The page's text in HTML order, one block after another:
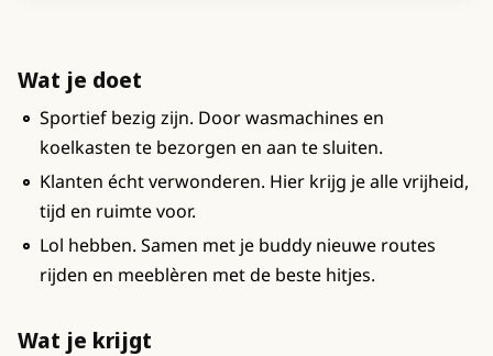
Wat je doet
Sportief bezig zijn. Door wasmachines en
koelkasten te bezorgen en aan te sluiten.
Klanten écht verwonderen. Hier krijg je alle vrijheid,
tijd en ruimte voor.
Lol hebben. Samen met je buddy nieuwe routes
rijden en meeblèren met de beste hitjes.
Wat je krijgt